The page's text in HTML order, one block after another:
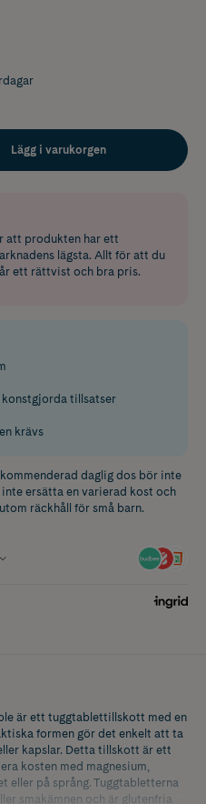
Lägg i varukorgen
att produkten har ett
lägsta. Allt för att du
ett rättvist och bra pris.
konstgjorda tillsatser
krävs
daglig dos bör inte
ersätta en varierad kost och
räckhåll för små barn.
är ett tuggtablettillskott med en
formen gör det enkelt att ta
kapslar. Detta tillskott är ett
kosten med magnesium,
eller på språng. Tuggtabletterna
smakämnen och är glutenfria